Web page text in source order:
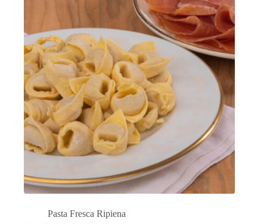
Pasta Fresca Ripiena